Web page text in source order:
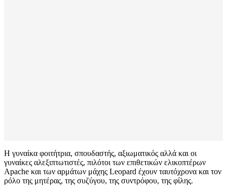
Η γυναίκα φοιτήτρια, σπουδαστής, αξιωματικός αλλά και οι
γυναίκες αλεξιπτωτιστές, πιλότοι των επιθετικών ελικοπτέρων
Apache και των αρμάτων μάχης Leopard έχουν ταυτόχρονα και τον
ρόλο της μητέρας, της συζύγου, της συντρόφου, της φίλης.